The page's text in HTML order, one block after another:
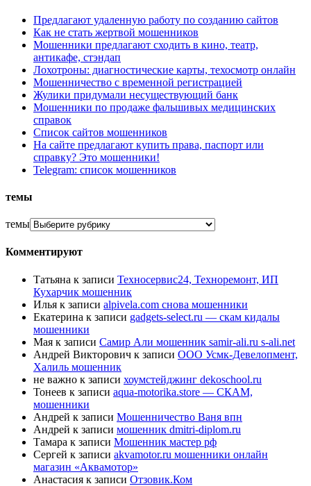
Предлагают удаленную работу по созданию сайтов
Как не стать жертвой мошенников
Мошенники предлагают сходить в кино, театр,
антикафе, стэндап
Лохотроны: диагностические карты, техосмотр онлайн
Мошенничество с временной регистрацией
Жулики придумали несуществующий банк
Мошенники по продаже фальшивых медицинских
справок
Список сайтов мошенников
На сайте предлагают купить права, паспорт или
справку? Это мошенники!
Telegram: список мошенников
темы
темы
Комментируют
Татьяна к записи Техносервис24, Техноремонт, ИП
Кухарчик мошенник
Илья к записи alpivela.com снова мошенники
Екатерина к записи gadgets-select.ru — скам кидалы
мошенники
Мая к записи Самир Али мошенник samir-ali.ru s-ali.net
Андрей Викторович к записи ООО Усмк-Девелопмент,
Халиль мошенник
не важно к записи хоумстейджинг dekoschool.ru
Тонеев к записи aqua-motorika.store — СКАМ,
мошенники
Андрей к записи Мошенничество Ваня впн
Андрей к записи мошенник dmitri-diplom.ru
Тамара к записи Мошенник мастер рф
Сергей к записи akvamotor.ru мошенники онлайн
магазин «Аквамотор»
Анастасия к записи Отзовик.Ком